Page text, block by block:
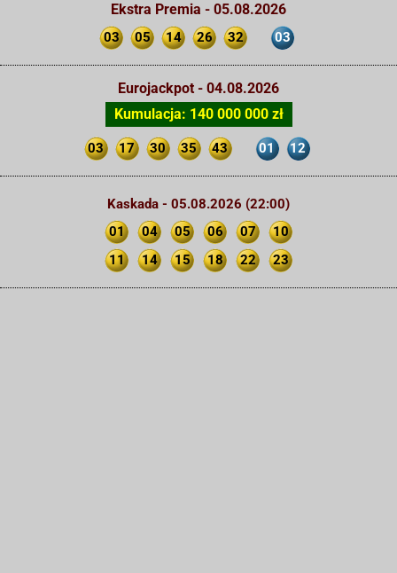
Ekstra Premia - 05.08.2026
03 05 14 26 32 03
Eurojackpot - 04.08.2026
Kumulacja: 140 000 000 zł
03 17 30 35 43 01 12
Kaskada - 05.08.2026 (22:00)
01
04 05 06 07
10
11
14 15 18 22 23